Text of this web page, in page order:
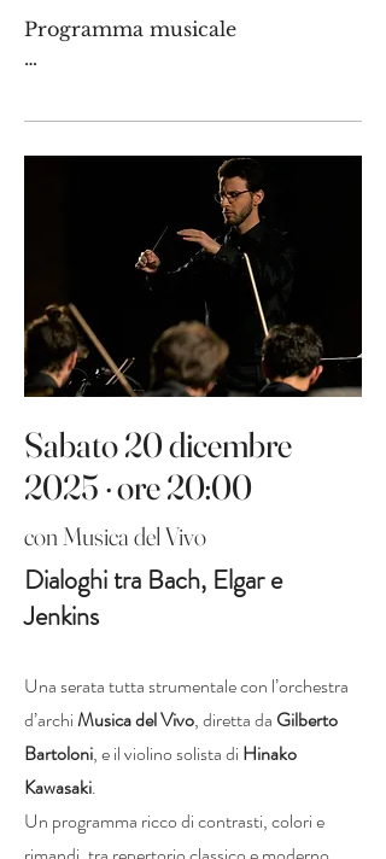
Programma musicale
cérémonie des Turcs
J.S. Bach, Estratti dall’Offerta
Musicale, BWV 1079
W.A. Mozart, Ave Verum Corpus
T. De Victoria, O Magnum
Mysterium
Mysterium
E. Stracchi, Coppedè
G. Bizet, L’Arlésienne, Suite n. 2
Sabato 20 dicembre
2025 · ore 20:00
con Musica del Vivo
Dialoghi tra Bach, Elgar e
Jenkins
Una serata tutta strumentale con l’orchestra
d’archiMusica del Vivo, diretta da Gilberto
Bartoloni, e il violino solista di Hinako
Kawasaki.
Un programma ricco di contrasti, colori e